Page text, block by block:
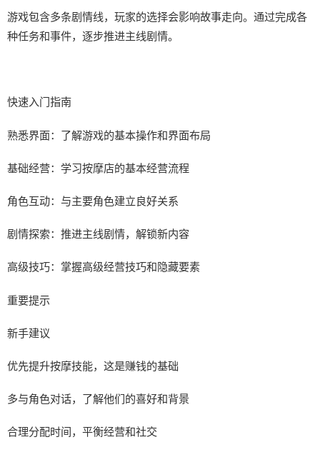
游戏包含多条剧情线，玩家的选择会影响故事走向。通过完成各
种任务和事件，逐步推进主线剧情。
快速入门指南
熟悉界面：了解游戏的基本操作和界面布局
基础经营：学习按摩店的基本经营流程
角色互动：与主要角色建立良好关系
剧情探索：推进主线剧情，解锁新内容
高级技巧：掌握高级经营技巧和隐藏要素
重要提示
新手建议
优先提升按摩技能，这是赚钱的基础
多与角色对话，了解他们的喜好和背景
合理分配时间，平衡经营和社交